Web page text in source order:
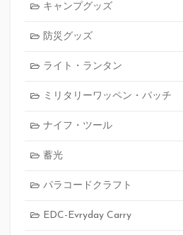
キャンプグッズ
防災グッズ
ライト・ランタン
ミリタリーワッペン・パッチ
ナイフ・ツール
蓄光
パラコードクラフト
EDC-Evryday Carry